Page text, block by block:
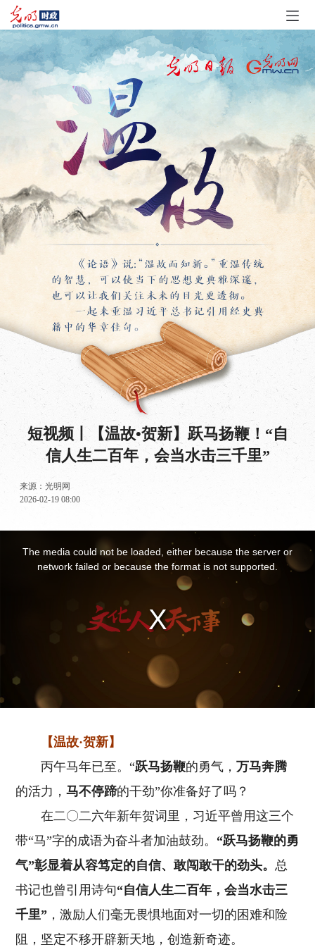
短视频丨【温故•贺新】跃马扬鞭！“自
信人生二百年，会当水击三千里”
来源： 光明网
2026-02-19 08:00
The media could not be loaded, either because the server or
network failed or because the format is not supported.
【温故·贺新】
丙午马年已至。“跃马扬鞭的勇气，万马奔腾
的活力，马不停蹄的干劲”你准备好了吗？
在二〇二六年新年贺词里，习近平曾用这三个
带“马”字的成语为奋斗者加油鼓劲。 “跃马扬鞭的勇
气”彰显着从容笃定的自信、敢闯敢干的劲头。 总
书记也曾引用诗句“自信人生二百年，会当水击三
千里” ，激励人们毫无畏惧地面对一切的困难和险
阻，坚定不移开辟新天地，创造新奇迹。